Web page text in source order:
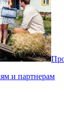
и партнерам